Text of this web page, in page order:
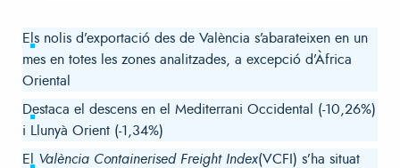
Els nolis d’exportació des de València s’abarateixen en un
mes en totes les zones analitzades, a excepció d’Àfrica
Oriental
Destaca el descens en el Mediterrani Occidental (-10,26%)
i Llunyà Orient (-1,34%)
El València Containerised Freight Index(VCFI) s’ha situat